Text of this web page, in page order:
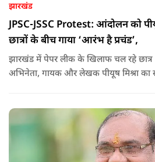
झारखंड
JPSC-JSSC Protest: आंदोलन को
छात्रों के बीच गाया ‘आरंभ है प्रचंड’,
झारखंड में पेपर लीक के खिलाफ चल रहे
अभिनेता, गायक और लेखक पीयूष मिश्रा का